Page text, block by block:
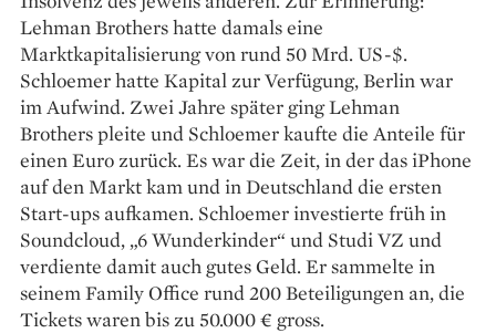
Lehman Brothers hatte damals eine
Marktkapitalisierung von rund 50 Mrd. US-$.
Schloemer hatte Kapital zur Verfügung, Berlin war
im Aufwind. Zwei Jahre später ging Lehman
Brothers pleite und Schloemer kaufte die Anteile für
einen Euro zurück. Es war die Zeit, in der das iPhone
auf den Markt kam und in Deutschland die ersten
Start-ups aufkamen. Schloemer investierte früh in
Soundcloud, „6 Wunder­kinder“ und Studi VZ und
verdiente damit auch gutes Geld. Er sammelte in
seinem Family Office rund 200 Beteiligungen an, die
Tickets waren bis zu 50.000 € gross.